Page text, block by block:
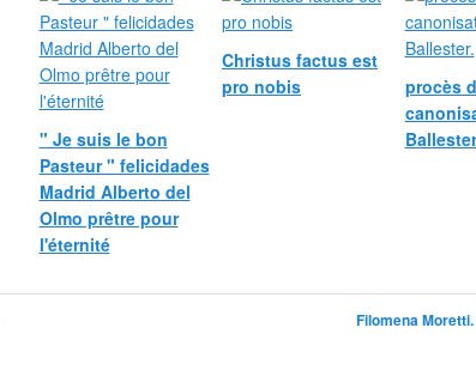
" Je suis le bon
Pasteur " felicidades
Madrid Alberto del
Olmo prêtre pour
l'éternité
Christus factus est
pro nobis
procès
Filomena